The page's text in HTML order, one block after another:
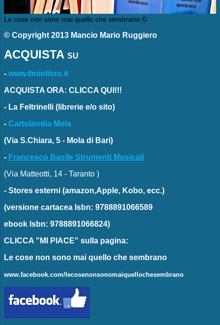
Le cose non sono mai quello che sembrano ©
© Copyright 2013 Mancio Mario Ruggiero
ACQUISTA SU
- www.ilmiolibro.it
ACQUISTA ORA: CLICCA QUI!!!
- La Feltrinelli (librerie e/o sito)
- Cartolandia Mola
(Via S.Chiara, 5 - Mola di Bari)
- Francesco Basile Strumenti Musicali
(Via Matteotti, 14 - Taranto )
- Stores esterni (amazon,Apple, Kobo, ecc.)
(versione cartacea Isbn: 9788891066589
ebook Isbn: 9788891066824)
CLICCA "MI PIACE" sulla pagina:
Le cose non sono mai quello che sembrano
www.facebook.com/lecosenonsonomaiquellochesembrano